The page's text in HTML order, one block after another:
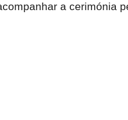
a cerimónia